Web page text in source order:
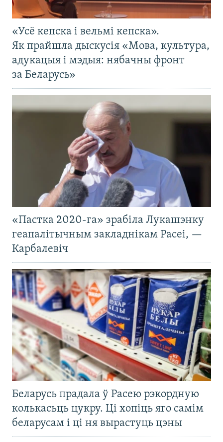
«Усё кепска і вельмі кепска».
Як прайшла дыскусія «Мова, культура,
адукацыя і мэдыя: нябачны фронт
за Беларусь»
«Пастка 2020-га» зрабіла Лукашэнку
геапалітычным закладнікам Расеі, —
Карбалевіч
Беларусь прадала ў Расею рэкордную
колькасьць цукру. Ці хопіць яго самім
беларусам і ці ня вырастуць цэны